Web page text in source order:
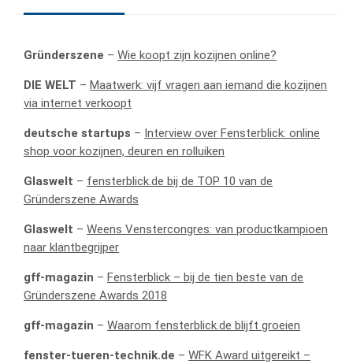
Gründerszene – Wie koopt zijn kozijnen online?
DIE WELT – Maatwerk: vijf vragen aan iemand die kozijnen
via internet verkoopt
deutsche startups – Interview over Fensterblick: online
shop voor kozijnen, deuren en rolluiken
Glaswelt – fensterblick.de bij de TOP 10 van de
Gründerszene Awards
Glaswelt – Weens Venstercongres: van productkampioen
naar klantbegrijper
gff-magazin – Fensterblick – bij de tien beste van de
Gründerszene Awards 2018
gff-magazin – Waarom fensterblick.de blijft groeien
fenster-tueren-technik.de – WFK Award uitgereikt –